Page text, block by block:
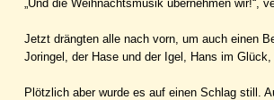
„Und die Weihnachtsmusik übernehmen
Jetzt drängten alle nach vorn, um auch einen
Joringel, der Hase und der Igel, Hans im
Plötzlich aber wurde es auf einen Schlag still.